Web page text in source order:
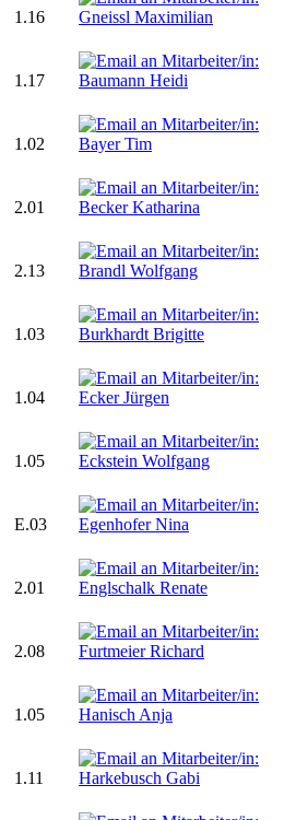
1.16
1.17
1.02
2.01
2.13
1.03
1.04
1.05
E.03
2.01
2.08
1.05
1.11